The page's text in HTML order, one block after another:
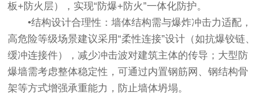
板+防火层），实现“防爆+防火”一体化防护。
•结构设计合理性：墙体结构需与爆炸冲击力适配，
高危险等级场景建议采用“柔性连接”设计（如抗爆铰链、
缓冲连接件），减少冲击波对建筑主体的传导；大型防
爆墙需考虑整体稳定性，可通过内置钢筋网、钢结构骨
架等方式增强承重能力，防止墙体坍塌。